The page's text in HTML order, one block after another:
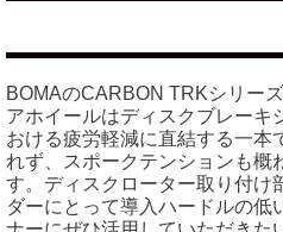
BOMAのCARBON TRKシリー
アホイールはディスクブレーキ
おける疲労軽減に直結する一本
れず、スポークテンションも概
す。ディスクローター取り付け
ダーにとって導入ハードルの